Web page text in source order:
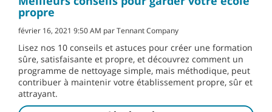
propre
février 16, 2021 9:50 AM par Tennant Company
Lisez nos 10 conseils et astuces pour créer une formation
sûre, satisfaisante et propre, et découvrez comment un
programme de nettoyage simple, mais méthodique, peut
contribuer à maintenir votre établissement propre, sûr et
attrayant.